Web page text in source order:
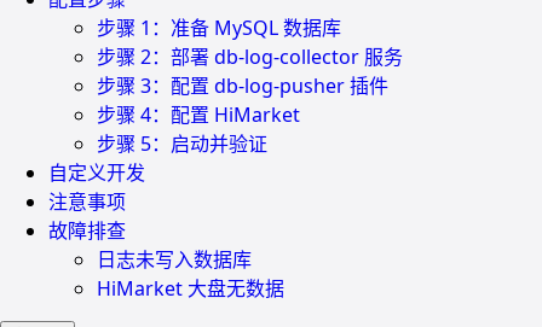
步骤 1：准备 MySQL 数据库
步骤 2：部署 db-log-collector 服务
步骤 3：配置 db-log-pusher 插件
步骤 4：配置 HiMarket
步骤 5：启动并验证
自定义开发
注意事项
故障排查
日志未写入数据库
HiMarket 大盘无数据